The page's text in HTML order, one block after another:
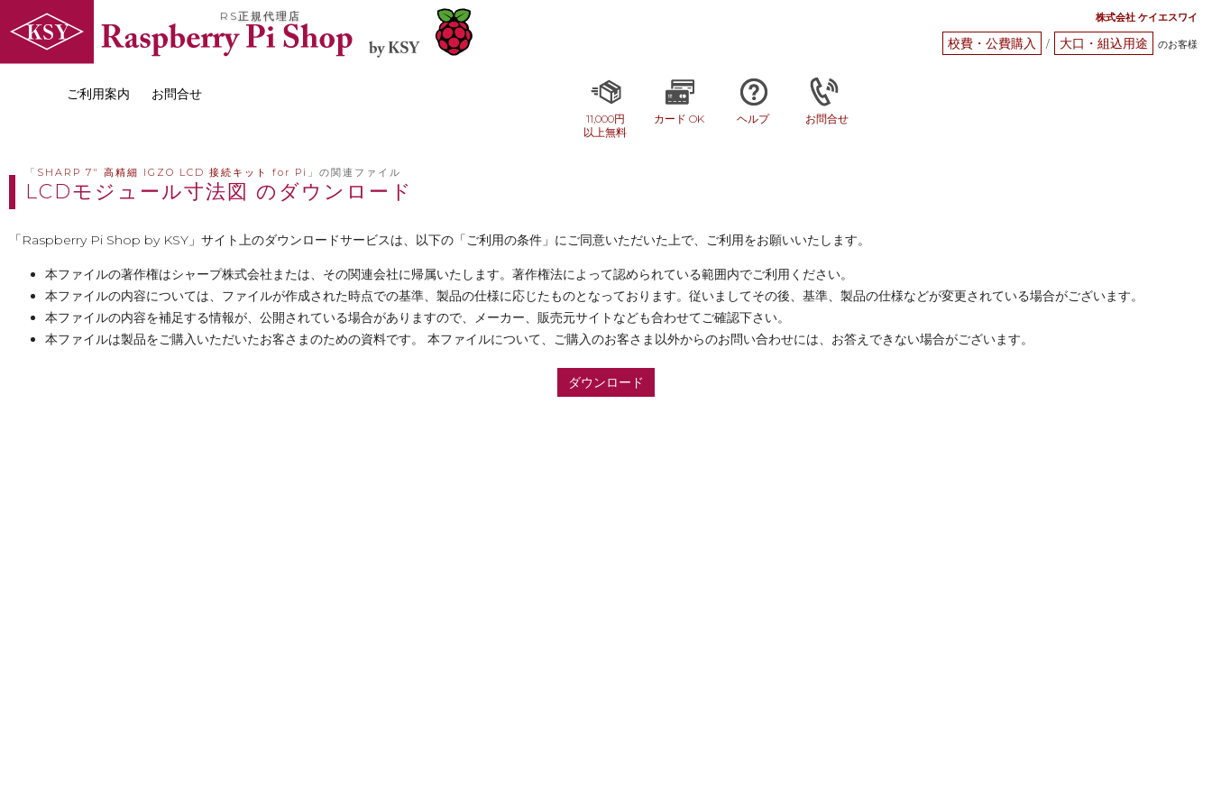
RS正規代理店 株式会社 ケイエスワイ
校費・公費購入 / 大口・組込用途 のお客様
ご利用案内 お問合せ
11,000円
以上無料
カード OK ヘルプ お問合せ
「 SHARP 7" 高精細 IGZO LCD 接続キット for Pi 」の関連ファイル
LCDモジュール寸法図 のダウンロード
「Raspberry Pi Shop by KSY」サイト上のダウンロードサービスは、以下の「ご利用の条件」にご同意いただいた上で、ご利用をお願いいたします。
本ファイルの著作権はシャープ株式会社または、その関連会社に帰属いたします。著作権法によって認められている範囲内でご利用ください。
本ファイルの内容については、ファイルが作成された時点での基準、製品の仕様に応じたものとなっております。従いましてその後、基準、製品の仕様などが変更されている場合がございます。
本ファイルの内容を補足する情報が、公開されている場合がありますので、メーカー、販売元サイトなども合わせてご確認下さい。
本ファイルは製品をご購入いただいたお客さまのための資料です。 本ファイルについて、ご購入のお客さま以外からのお問い合わせには、お答えできない場合がございます。
ダウンロード